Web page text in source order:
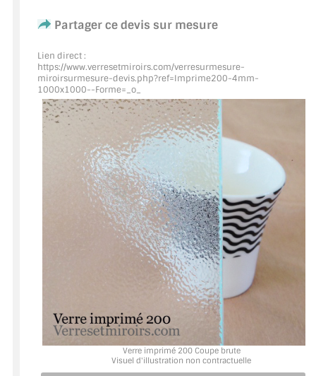
ACCESSOIRES & QUINCAILLERIE
CATALOGUE DE PROFILS ET FIXATION DU
VERRE
LES FIXATIONS POUR MIROIR
LES PROFILS PAROI DE VERRE
VITRINE EN VERRE
CONNECTEURS ET ASSEMBLAGE DE VERRES
PLATS ET CORNIÈRES
LES CHARNIÈRES DE PORTE EN VERRE
BARRES DE STABILISATION
JOINTS D'ÉTANCHÉITÉS
Partager ce devis sur mesure
Lien direct :
https://www.verresetmiroirs.com/verresurmesure-
miroirsurmesure-devis.php?ref=Imprime200-4mm-
1000x1000--Forme=_o_
Verre imprimé 200 Coupe brute
Visuel d'illustration non contractuelle